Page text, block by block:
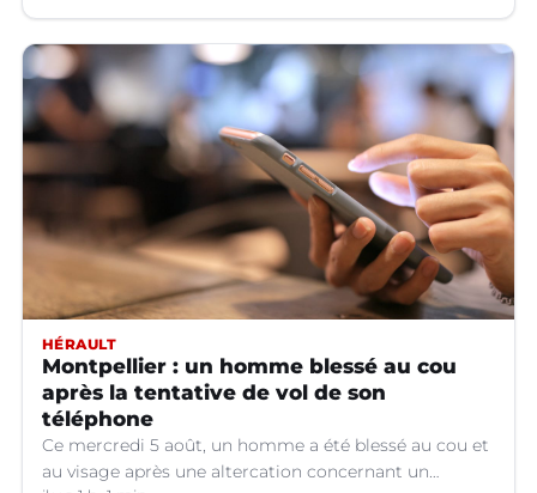
HÉRAULT
Montpellier : un homme blessé au cou
après la tentative de vol de son
téléphone
Ce mercredi 5 août, un homme a été blessé au cou et
au visage après une altercation concernant un